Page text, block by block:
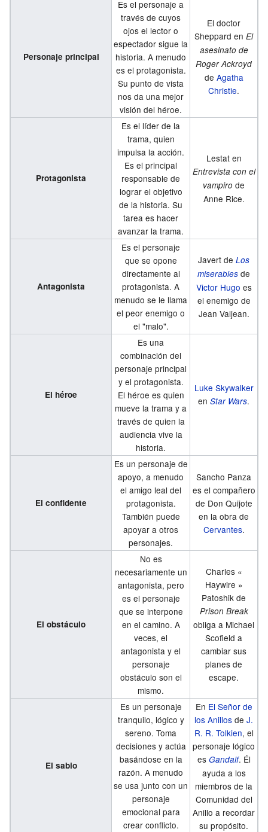
Personaje principal
Es el personaje a
través de cuyos
ojos el lector o
espectador sigue la
historia. A menudo
es el protagonista.
Su punto de vista
nos da una mejor
visión del héroe.
El doctor
Sheppard en El
asesinato de
Roger Ackroyd
de Agatha
Christie.
Protagonista
Es el líder de la
trama, quien
impulsa la acción.
Es el principal
responsable de
lograr el objetivo
de la historia. Su
tarea es hacer
avanzar la trama.
Lestat en
Entrevista con el
vampiro de
Anne Rice.
Antagonista
Es el personaje
que se opone
directamente al
protagonista. A
menudo se le llama
el peor enemigo o
el "malo".
Javert de Los
miserables de
Victor Hugo es
el enemigo de
Jean Valjean.
El héroe
Es una
combinación del
personaje principal
y el protagonista.
El héroe es quien
mueve la trama y a
través de quien la
audiencia vive la
historia.
Luke Skywalker
en Star Wars.
El confidente
Es un personaje de
apoyo, a menudo
el amigo leal del
protagonista.
También puede
apoyar a otros
personajes.
Sancho Panza
es el compañero
de Don Quijote
en la obra de
Cervantes.
El obstáculo
No es
necesariamente un
antagonista, pero
es el personaje
que se interpone
en el camino. A
veces, el
antagonista y el
personaje
obstáculo son el
mismo.
Charles «
Haywire »
Patoshik de
Prison Break
obliga a Michael
Scofield a
cambiar sus
planes de
escape.
El sabio
Es un personaje
tranquilo, lógico y
sereno. Toma
decisiones y actúa
basándose en la
razón. A menudo
se usa junto con un
personaje
emocional para
crear conflicto.
En El Señor de
los Anillos de J.
R. R. Tolkien, el
personaje lógico
es Gandalf. Él
ayuda a los
miembros de la
Comunidad del
Anillo a recordar
su propósito.